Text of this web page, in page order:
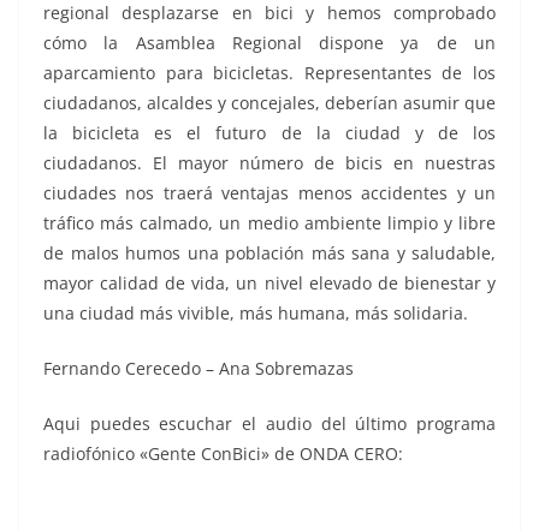
regional desplazarse en bici y hemos comprobado
cómo la Asamblea Regional dispone ya de un
aparcamiento para bicicletas. Representantes de los
ciudadanos, alcaldes y concejales, deberían asumir que
la bicicleta es el futuro de la ciudad y de los
ciudadanos. El mayor número de bicis en nuestras
ciudades nos traerá ventajas menos accidentes y un
tráfico más calmado, un medio ambiente limpio y libre
de malos humos una población más sana y saludable,
mayor calidad de vida, un nivel elevado de bienestar y
una ciudad más vivible, más humana, más solidaria.
Fernando Cerecedo – Ana Sobremazas
Aqui puedes escuchar el audio del último programa
radiofónico «Gente ConBici» de ONDA CERO: